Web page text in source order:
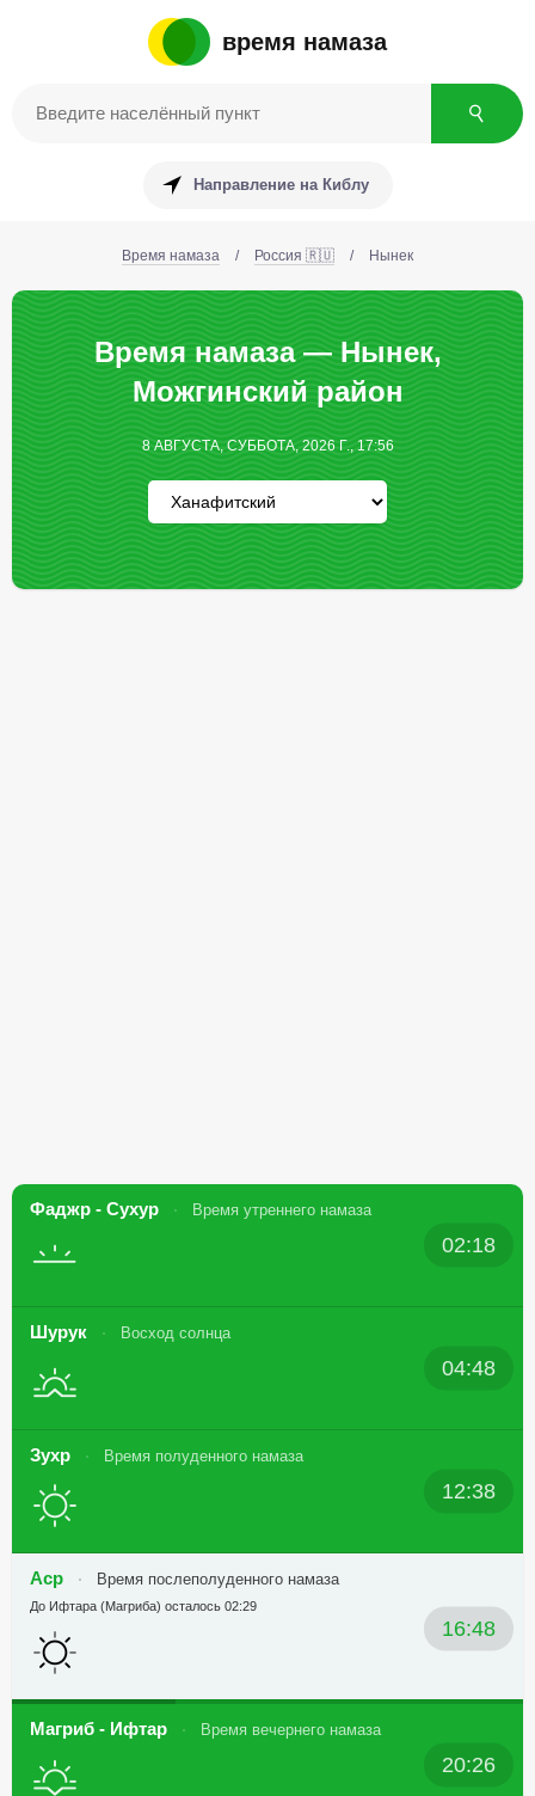
время намаза
Направление на Киблу
Время намаза / Россия 🇷🇺 / Нынек
Время намаза — Нынек,
Можгинский район
8 АВГУСТА, СУББОТА, 2026 Г., 17:56
Фаджр - Сухур Время утреннего намаза
02:18
Шурук Восход солнца
04:48
Зухр Время полуденного намаза
12:38
Аср Время послеполуденного намаза
16:48
До Ифтара (Магриба) осталось 02:29
Магриб - Ифтар Время вечернего намаза
20:26